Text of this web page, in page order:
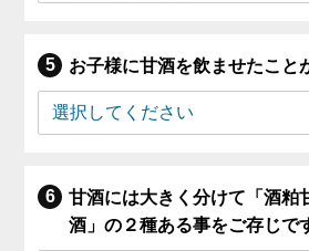
お子様に甘酒を飲ませたこと
甘酒には大きく分けて「酒粕
酒」の２種ある事をご存じで